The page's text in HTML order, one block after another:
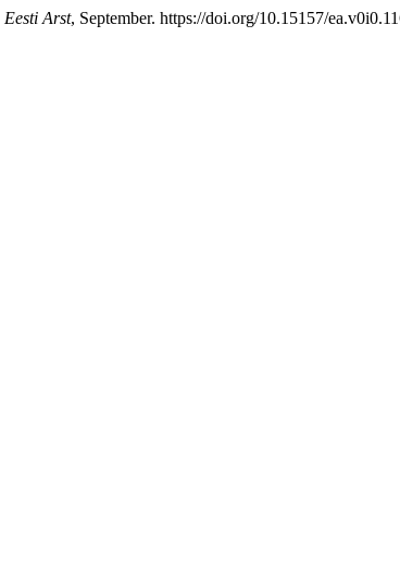
Eesti Arst, September. https://doi.org/10.15157/